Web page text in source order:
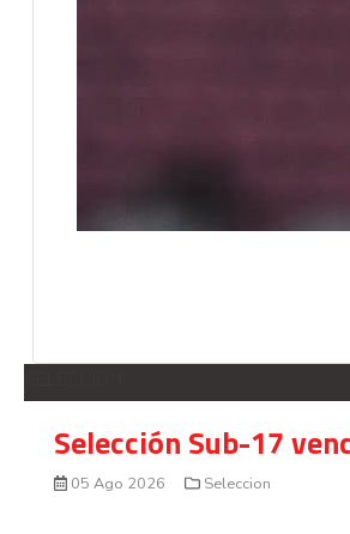
Selección Sub-17
05 Ago 2026 Seleccion